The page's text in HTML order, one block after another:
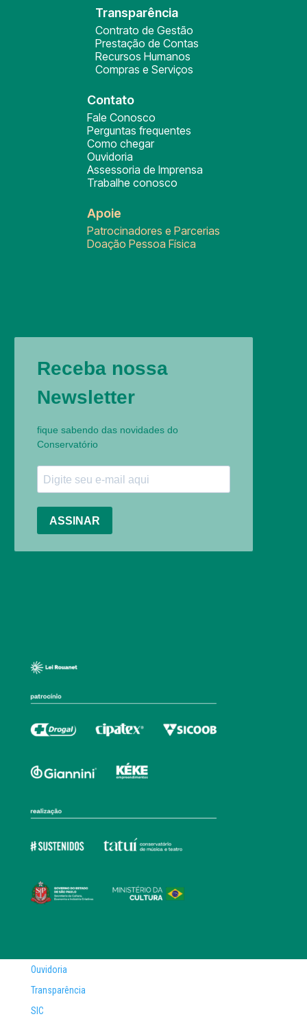
Transparência
Contrato de Gestão
Prestação de Contas
Recursos Humanos
Compras e Serviços
Contato
Fale Conosco
Perguntas frequentes
Como chegar
Ouvidoria
Assessoria de Imprensa
Trabalhe conosco
Apoie
Patrocinadores e Parcerias
Doação Pessoa Física
Ouvidoria
Transparência
SIC